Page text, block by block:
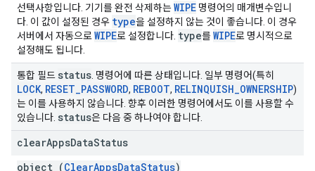
선택사항입니다. 기기를 완전 삭제하는WIPE 명령어의 매개변수입니
다. 이 값이 설정된 경우 type을 설정하지 않는 것이 좋습니다. 이 경우
서버에서 자동으로WIPE로 설정합니다. type를WIPE로 명시적으로
설정해도 됩니다.
통합 필드 status . 명령어에 따른 상태입니다. 일부 명령어(특히
LOCK, RESET_PASSWORD, REBOOT, RELINQUISH_OWNERSHIP)
는 이를 사용하지 않습니다. 향후 이러한 명령어에서도 이를 사용할 수
있습니다. status은 다음 중 하나여야 합니다.
clearAppsDataStatus
object (ClearAppsDataStatus)